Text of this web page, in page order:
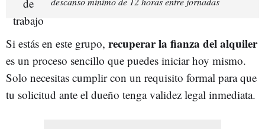
Si estás en este grupo, recuperar la fianza del alquiler
es un proceso sencillo que puedes iniciar hoy mismo.
Solo necesitas cumplir con un requisito formal para que
tu solicitud ante el dueño tenga validez legal inmediata.